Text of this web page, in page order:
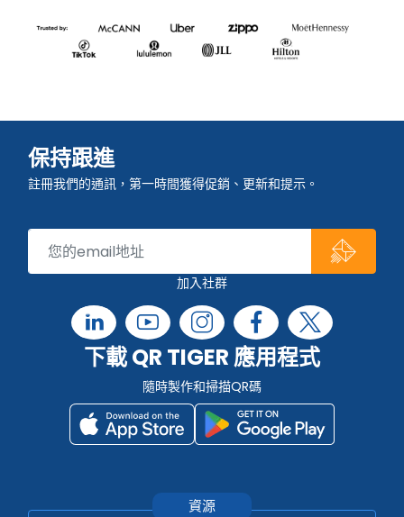
保持跟進
註冊我們的通訊，第一時間獲得促銷、更新和提示。
加入社群
下載 QR TIGER 應用程式
隨時製作和掃描QR碼
資源